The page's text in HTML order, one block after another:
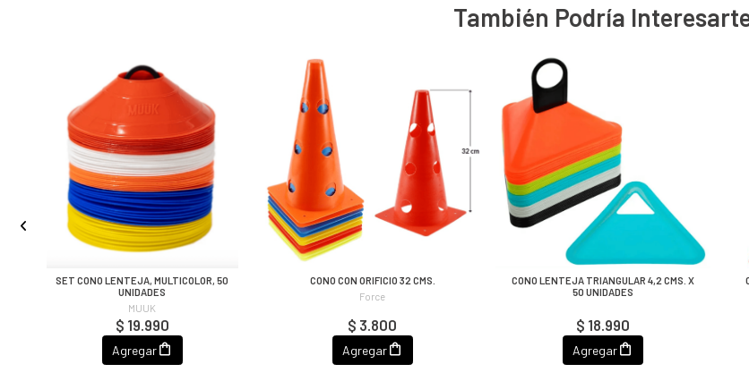
También Podría
SET CONO LENTEJA, MULTICOLOR, 50
UNIDADES
MUUK
$ 19.990
Agregar
CONO CON ORIFICIO 32 CMS.
Force
$ 3.800
Agregar
CONO LENTEJA TRIANGULAR 4,2 CMS. X
50 UNIDADES
$ 18.990
Agregar